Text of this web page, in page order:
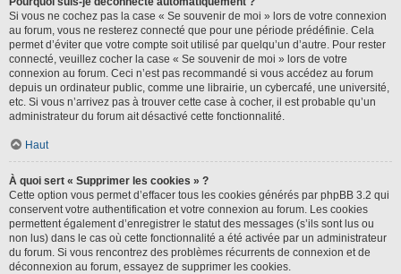
Si vous ne cochez pas la case « Se souvenir de moi » lors de votre connexion
au forum, vous ne resterez connecté que pour une période prédéfinie. Cela
permet d’éviter que votre compte soit utilisé par quelqu’un d’autre. Pour rester
connecté, veuillez cocher la case « Se souvenir de moi » lors de votre
connexion au forum. Ceci n’est pas recommandé si vous accédez au forum
depuis un ordinateur public, comme une librairie, un cybercafé, une université,
etc. Si vous n’arrivez pas à trouver cette case à cocher, il est probable qu’un
administrateur du forum ait désactivé cette fonctionnalité.
Haut
À quoi sert « Supprimer les cookies » ?
Cette option vous permet d’effacer tous les cookies générés par phpBB 3.2 qui
conservent votre authentification et votre connexion au forum. Les cookies
permettent également d’enregistrer le statut des messages (s’ils sont lus ou
non lus) dans le cas où cette fonctionnalité a été activée par un administrateur
du forum. Si vous rencontrez des problèmes récurrents de connexion et de
déconnexion au forum, essayez de supprimer les cookies.